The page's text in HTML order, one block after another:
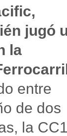
jugó
la
entre
de dos
la